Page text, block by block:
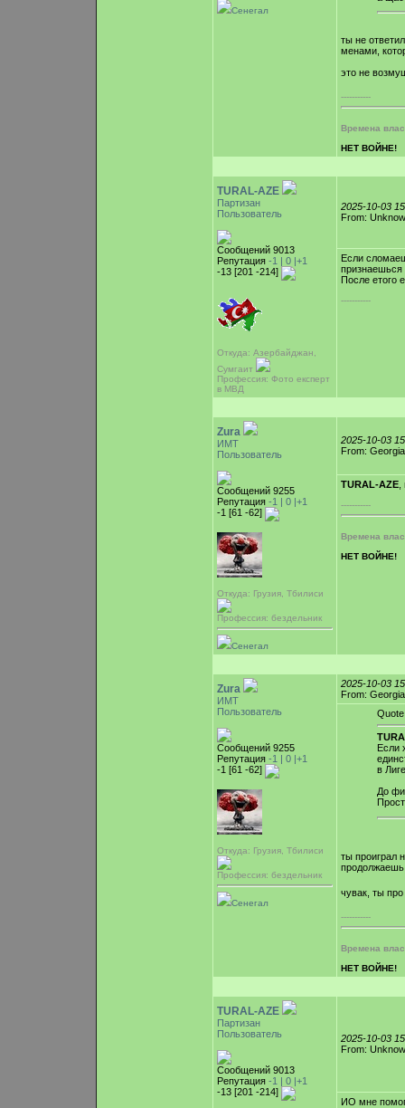
Сенегал
ты не
менами,
это не
-----------
Времена
НЕТ ВОЙНЕ!
TURAL-AZE
Партизан
Пользователь
Сообщений 9013
Репутация -1 | 0 |+1
-13 [201 -214]
Откуда: Азербайджан,
Сумгаит
Профессия: Фото експерт
в МВД
2025-10-03
From:
Если
признаешься
После етого
-----------
Zura
ИМТ
Пользователь
Сообщений 9255
Репутация -1 | 0 |+1
-1 [61 -62]
Откуда: Грузия, Тбилиси
Профессия: бездельник
Сенегал
2025-10-03
From: Georgia
TURAL-AZE
-----------
Времена
НЕТ ВОЙНЕ!
Zura
ИМТ
Пользователь
Сообщений 9255
Репутация -1 | 0 |+1
-1 [61 -62]
Откуда: Грузия, Тбилиси
Профессия: бездельник
Сенегал
2025-10-03
From: Georgia
Quote
Если
в
До
ты проиграл
продолжаешь
чувак, ты
-----------
Времена
НЕТ ВОЙНЕ!
TURAL-AZE
Партизан
Пользователь
Сообщений 9013
Репутация -1 | 0 |+1
-13 [201 -214]
2025-10-03
From:
ИО мне